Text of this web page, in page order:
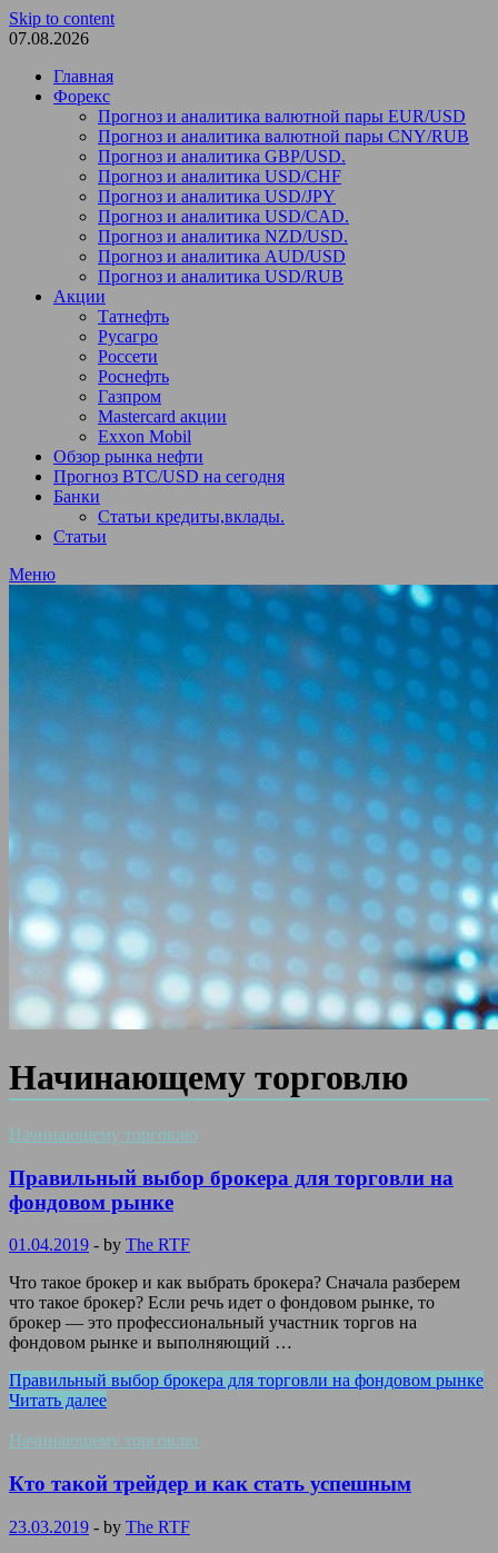
Skip to content
07.08.2026
Главная
Форекс
Прогноз и аналитика валютной пары EUR/USD
Прогноз и аналитика валютной пары CNY/RUB
Прогноз и аналитика GBP/USD.
Прогноз и аналитика USD/CHF
Прогноз и аналитика USD/JPY
Прогноз и аналитика USD/CAD.
Прогноз и аналитика NZD/USD.
Прогноз и аналитика AUD/USD
Прогноз и аналитика USD/RUB
Акции
Татнефть
Русагро
Россети
Роснефть
Газпром
Mastercard акции
Exxon Mobil
Обзор рынка нефти
Прогноз BTC/USD на сегодня
Банки
Статьи кредиты,вклады.
Статьи
Меню
Начинающему торговлю
Начинающему торговлю
Правильный выбор брокера для торговли на
фондовом рынке
01.04.2019 - by The RTF
Что такое брокер и как выбрать брокера? Сначала разберем
что такое брокер? Если речь идет о фондовом рынке, то
брокер — это профессиональный участник торгов на
фондовом рынке и выполняющий …
Правильный выбор брокера для торговли на фондовом рынке
Читать далее
Начинающему торговлю
Кто такой трейдер и как стать успешным
23.03.2019 - by The RTF